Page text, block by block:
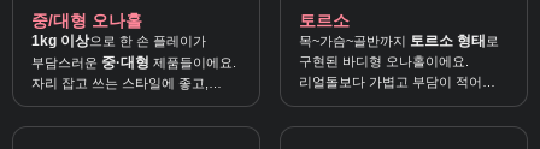
중/대형 오나홀
1kg 이상으로 한 손 플레이가
부담스러운 중·대형 제품들이에요.
자리 잡고 쓰는 스타일에 좋고,
중량감 쾌감이 확실합니다.
토르소
목~가슴~골반까지 토르소 형태 로
구현된 바디형 오나홀이에요.
리얼돌보다 가볍고 부담이 적어
볼륨 플레이에 잘 맞습니다.